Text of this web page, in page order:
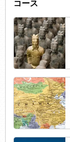
コース